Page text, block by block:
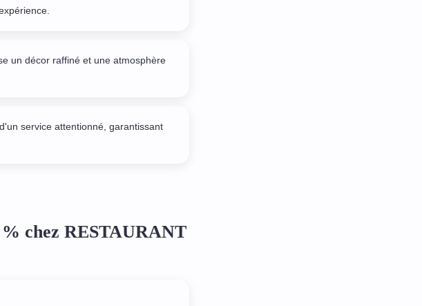
un décor raffiné et une atmosphère
service attentionné, garantissant
chez RESTAURANT